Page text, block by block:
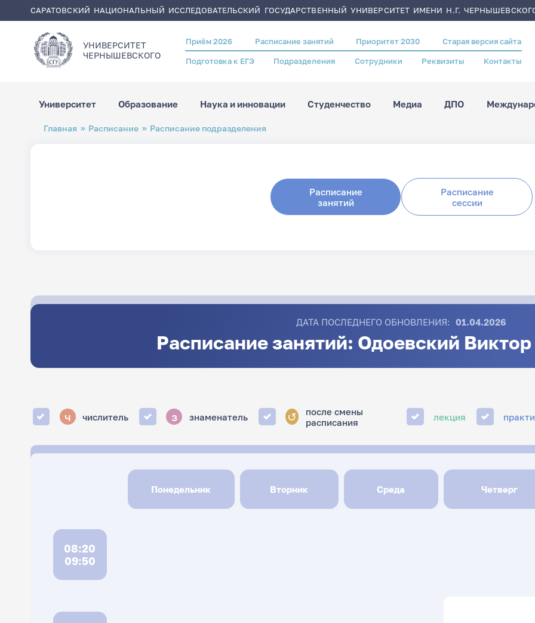
САРАТОВСКИЙ НАЦИОНАЛЬНЫЙ ИССЛЕДОВАТЕЛЬСКИЙ ГОСУДАРСТВЕННЫЙ УНИВЕРСИТЕТ ИМЕНИ Н.Г.
УНИВЕРСИТЕТ
ЧЕРНЫШЕВСКОГO
Header
menu
Приём 2026 Расписание занятий Приоритет 2030 Старая версия сайта
Подготовка к ЕГЭ Подразделения Сотрудники Реквизиты Контакты
Университет Образование Наука и инновации Студенчество Медиа ДПО
Строка
навигации
Главная Расписание Расписание подразделения
Расписание
занятий
Расписание
сессии
ДАТА ПОСЛЕДНЕГО ОБНОВЛЕНИЯ: 01.04.2026
Расписание занятий: Одоевский
ч числитель з знаменатель ↺
после смены
расписания
лекция
Понедельник Вторник Среда Четверг
08:20
09:50